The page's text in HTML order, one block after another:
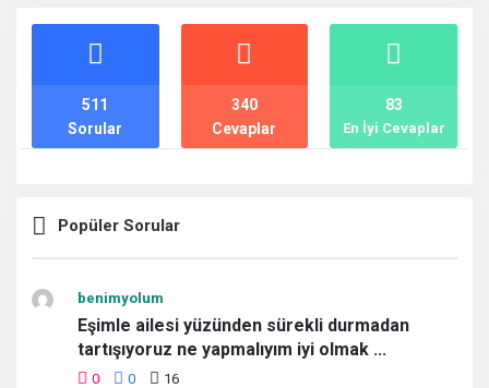
İstatistikler
Sorular
511
Cevaplar
340
En İyi Cevaplar
83
Popüler Sorular
benimyolum
Eşimle ailesi yüzünden sürekli durmadan
tartışıyoruz ne yapmalıyım iyi olmak ...
0 0 16